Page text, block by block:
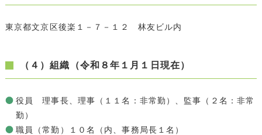
東京都文京区後楽１－７－１２ 林友ビル内
（４）組織（令和８年１月１日現在）
役員 理事長、理事（１１名：非常勤）、監事（２名：非常
勤）
職員（常勤）１０名（内、事務局長１名）